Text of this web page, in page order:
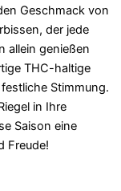
Geschmack von
der jede
allein genießen
THC-haltige
Stimmung.
in Ihre
Saison eine
Freude!